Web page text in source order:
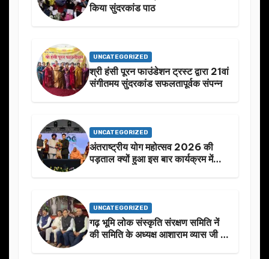
किया सुंदरकांड पाठ
UNCATEGORIZED
श्री हंसी पूरन फाउंडेशन ट्रस्ट द्वारा 21वां
संगीतमय सुंदरकांड सफलतापूर्वक संपन्न
UNCATEGORIZED
अंतराष्ट्रीय योग महोत्सव 2026 की
पड़ताल क्यों हुआ इस बार कार्यक्रम में
UNCATEGORIZED
गढ़ भूमि लोक संस्कृति संरक्षण समिति नें
की समिति के अध्यक्ष आशाराम व्यास जी के